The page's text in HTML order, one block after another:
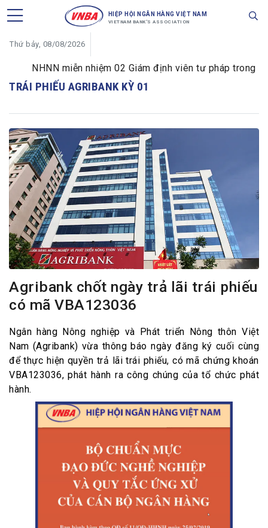
HIỆP HỘI NGÂN HÀNG VIỆT NAM
VIETNAM BANK'S ASSOCIATION
Thứ bảy, 08/08/2026
NHNN miễn nhiệm 02 Giám định viên tư pháp trong
TRÁI PHIẾU AGRIBANK KỲ 01
Agribank chốt ngày trả lãi trái phiếu
có mã VBA123036
Ngân hàng Nông nghiệp và Phát triển Nông thôn Việt
Nam (Agribank) vừa thông báo ngày đăng ký cuối cùng
để thực hiện quyền trả lãi trái phiếu, có mã chứng khoán
VBA123036, phát hành ra công chúng của tổ chức phát
hành.